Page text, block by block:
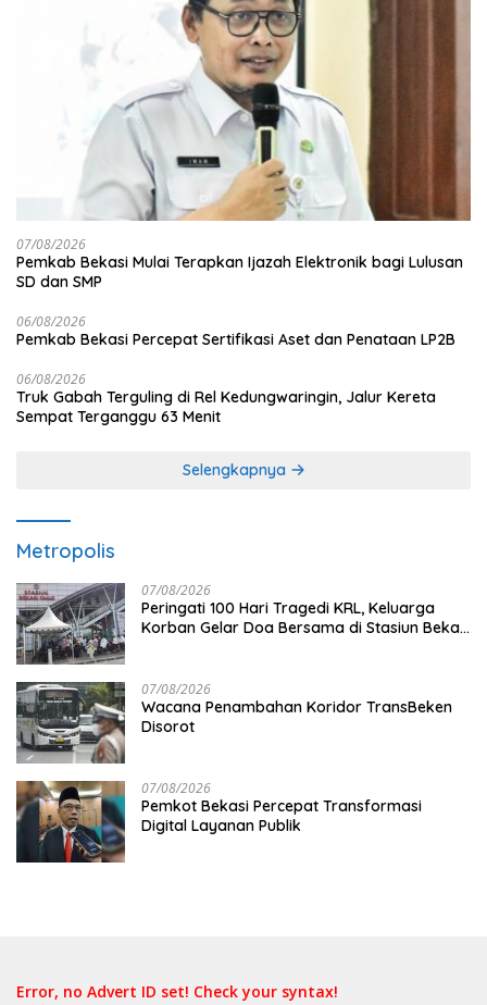
07/08/2026
Pemkab Bekasi Mulai Terapkan Ijazah Elektronik bagi Lulusan
SD dan SMP
06/08/2026
Pemkab Bekasi Percepat Sertifikasi Aset dan Penataan LP2B
06/08/2026
Truk Gabah Terguling di Rel Kedungwaringin, Jalur Kereta
Sempat Terganggu 63 Menit
Selengkapnya
Metropolis
07/08/2026
Peringati 100 Hari Tragedi KRL, Keluarga
Korban Gelar Doa Bersama di Stasiun Bekasi
07/08/2026
Wacana Penambahan Koridor TransBeken
Disorot
07/08/2026
Pemkot Bekasi Percepat Transformasi
Digital Layanan Publik
Error, no Advert ID set! Check your syntax!